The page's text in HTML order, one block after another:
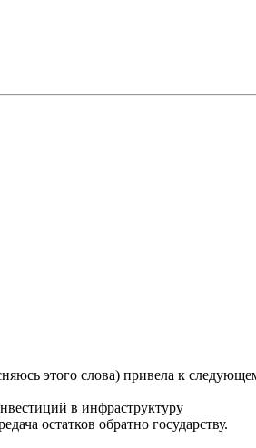
этого слова) привела к
в инфраструктуру
остатков обратно государству.